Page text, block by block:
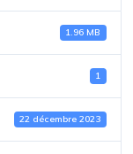
1.96 MB
1
22 décembre 2023